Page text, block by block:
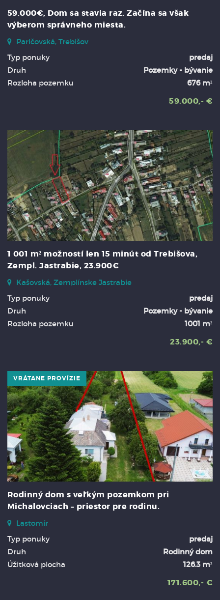
59.000€, Dom sa stavia raz. Začína sa však
výberom správneho miesta.
Paričovská, Trebišov
Typ ponuky
predaj
Druh
Pozemky - bývanie
Rozloha pozemku
676 m²
59.000,- €
1 001 m² možností len 15 minút od Trebišova,
Zempl. Jastrabie, 23.900€
Kašovská, Zemplínske Jastrabie
Typ ponuky
predaj
Druh
Pozemky - bývanie
Rozloha pozemku
1001 m²
23.900,- €
VRÁTANE PROVÍZIE
Rodinný dom s veľkým pozemkom pri
Michalovciach – priestor pre rodinu.
Lastomír
Typ ponuky
predaj
Druh
Rodinný dom
Úžitková plocha
126.3 m²
171.600,- €